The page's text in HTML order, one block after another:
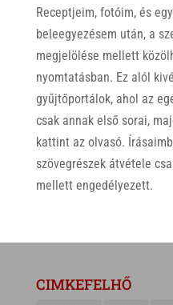
Receptjeim, fotóim, és
beleegyezésem után, a
megjelölése mellett
nyomtatásban. Ez alól
gyűjtőportálok, ahol az
csak annak első sorai,
kattint az olvasó.
szövegrészek átvétele
mellett engedélyezett.
CIMKEFELHŐ